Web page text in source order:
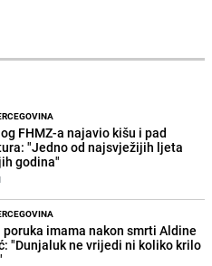
FHMZ-a najavio kišu i pad
"Jedno od najsvježijih ljeta
godina"
poruka imama nakon smrti Aldine
"Dunjaluk ne vrijedi ni koliko krilo